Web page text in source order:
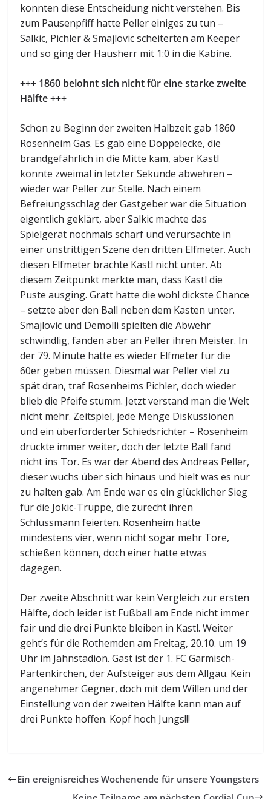
konnten diese Entscheidung nicht verstehen. Bis
zum Pausenpfiff hatte Peller einiges zu tun –
Salkic, Pichler & Smajlovic scheiterten am Keeper
und so ging der Hausherr mit 1:0 in die Kabine.
+++ 1860 belohnt sich nicht für eine starke zweite
Hälfte +++
Schon zu Beginn der zweiten Halbzeit gab 1860
Rosenheim Gas. Es gab eine Doppelecke, die
brandgefährlich in die Mitte kam, aber Kastl
konnte zweimal in letzter Sekunde abwehren –
wieder war Peller zur Stelle. Nach einem
Befreiungsschlag der Gastgeber war die Situation
eigentlich geklärt, aber Salkic machte das
Spielgerät nochmals scharf und verursachte in
einer unstrittigen Szene den dritten Elfmeter. Auch
diesen Elfmeter brachte Kastl nicht unter. Ab
diesem Zeitpunkt merkte man, dass Kastl die
Puste ausging. Gratt hatte die wohl dickste Chance
– setzte aber den Ball neben dem Kasten unter.
Smajlovic und Demolli spielten die Abwehr
schwindlig, fanden aber an Peller ihren Meister. In
der 79. Minute hätte es wieder Elfmeter für die
60er geben müssen. Diesmal war Peller viel zu
spät dran, traf Rosenheims Pichler, doch wieder
blieb die Pfeife stumm. Jetzt verstand man die Welt
nicht mehr. Zeitspiel, jede Menge Diskussionen
und ein überforderter Schiedsrichter – Rosenheim
drückte immer weiter, doch der letzte Ball fand
nicht ins Tor. Es war der Abend des Andreas Peller,
dieser wuchs über sich hinaus und hielt was es nur
zu halten gab. Am Ende war es ein glücklicher Sieg
für die Jokic-Truppe, die zurecht ihren
Schlussmann feierten. Rosenheim hätte
mindestens vier, wenn nicht sogar mehr Tore,
schießen können, doch einer hatte etwas
dagegen.
Der zweite Abschnitt war kein Vergleich zur ersten
Hälfte, doch leider ist Fußball am Ende nicht immer
fair und die drei Punkte bleiben in Kastl. Weiter
geht’s für die Rothemden am Freitag, 20.10. um 19
Uhr im Jahnstadion. Gast ist der 1. FC Garmisch-
Partenkirchen, der Aufsteiger aus dem Allgäu. Kein
angenehmer Gegner, doch mit dem Willen und der
Einstellung von der zweiten Hälfte kann man auf
drei Punkte hoffen. Kopf hoch Jungs!!!
Ein ereignisreiches Wochenende für unsere Youngsters